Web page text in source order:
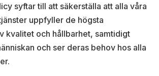
syftar till att säkerställa att alla våra
uppfyller de högsta
kvalitet och hållbarhet, samtidigt
och ser deras behov hos alla